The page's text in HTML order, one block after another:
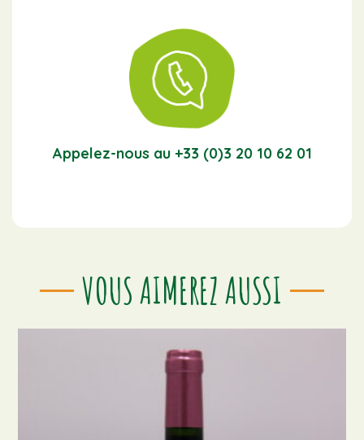
Appelez-nous au +33 (0)3 20 10 62 01
VOUS AIMEREZ AUSSI